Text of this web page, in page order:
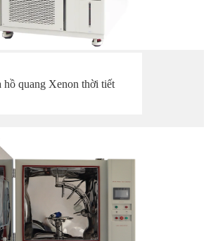
hồ quang Xenon thời tiết